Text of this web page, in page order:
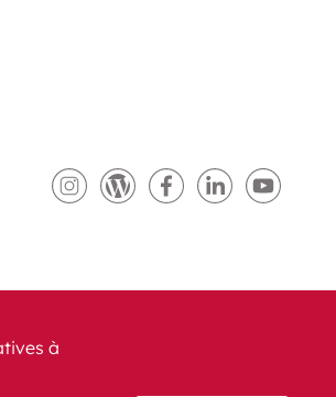
CFL sur Instagram (Ouvre
Blog CFL (Ouvre une
CFL surCFL sur
CFL
à